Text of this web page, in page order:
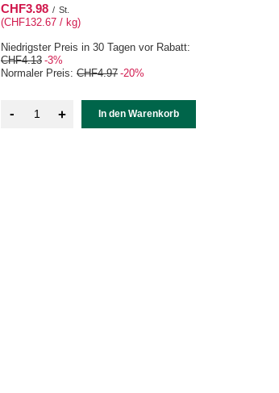
CHF3.98 / St.
(CHF132.67 / kg)
Niedrigster Preis in 30 Tagen vor Rabatt:
CHF4.13 -3%
Normaler Preis: CHF4.97 -20%
- + In den Warenkorb